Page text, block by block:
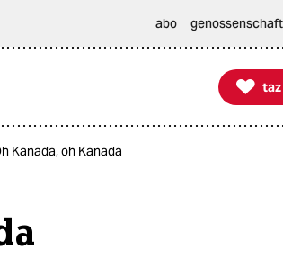
abo genossenschaft

taz taz
Kanada, oh Kanada